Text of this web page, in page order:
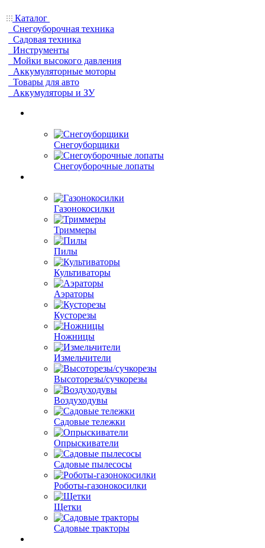
Каталог
Снегоуборочная техника
Садовая техника
Инструменты
Мойки высокого давления
Аккумуляторные моторы
Товары для авто
Аккумуляторы и ЗУ
Снегоуборщики
Снегоуборочные лопаты
Газонокосилки
Триммеры
Пилы
Культиваторы
Аэраторы
Кусторезы
Ножницы
Измельчители
Высоторезы/сучкорезы
Воздуходувы
Садовые тележки
Опрыскиватели
Садовые пылесосы
Роботы-газонокосилки
Щетки
Садовые тракторы